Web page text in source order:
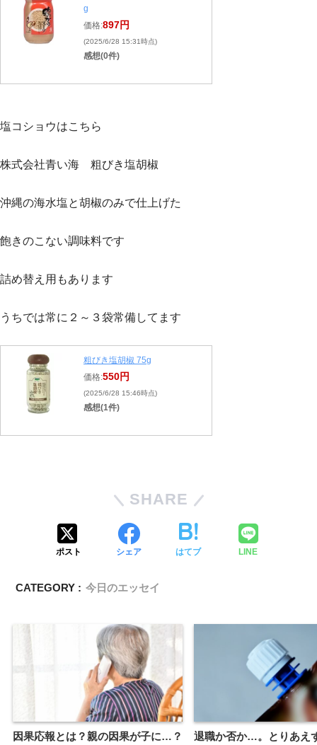
g
価格:897円
(2025/6/28 15:31時点)
感想(0件)
塩コショウはこちら
株式会社青い海 粗びき塩胡椒
沖縄の海水塩と胡椒のみで仕上げた
飽きのこない調味料です
詰め替え用もあります
うちでは常に２～３袋常備してます
粗びき塩胡椒 75g
価格:550円
(2025/6/28 15:46時点)
感想(1件)
SHARE
ポスト シェア はてブ LINE
CATEGORY : 今日のエッセイ
因果応報とは？親の因果が子に…？
退職か否か…。とりあえ